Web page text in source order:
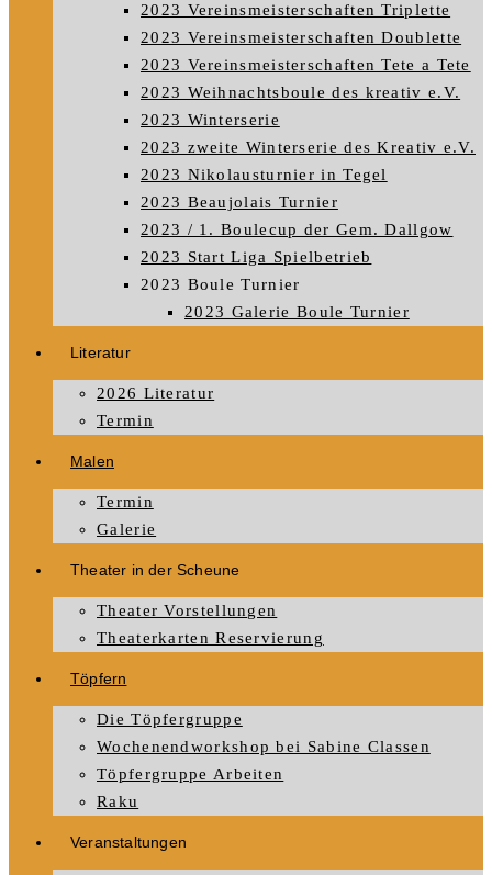
2023 Vereinsmeisterschaften Triplette
2023 Vereinsmeisterschaften Doublette
2023 Vereinsmeisterschaften Tete a Tete
2023 Weihnachtsboule des kreativ e.V.
2023 Winterserie
2023 zweite Winterserie des Kreativ e.V.
2023 Nikolausturnier in Tegel
2023 Beaujolais Turnier
2023 / 1. Boulecup der Gem. Dallgow
2023 Start Liga Spielbetrieb
2023 Boule Turnier
2023 Galerie Boule Turnier
Literatur
2026 Literatur
Termin
Malen
Termin
Galerie
Theater in der Scheune
Theater Vorstellungen
Theaterkarten Reservierung
Töpfern
Die Töpfergruppe
Wochenendworkshop bei Sabine Classen
Töpfergruppe Arbeiten
Raku
Veranstaltungen